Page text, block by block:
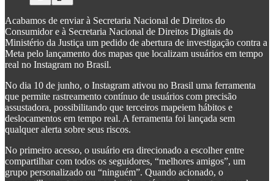
Acabamos de enviar à Secretaria Nacional de Direitos do
Consumidor e à Secretaria Nacional de Direitos Digitais do
Ministério da Justiça um pedido de abertura de investigação contra a
Meta pelo lançamento dos mapas que localizam usuários em tempo
real no Instagram no Brasil.
No dia 10 de junho, o Instagram ativou no Brasil uma ferramenta
que permite rastreamento contínuo de usuários com precisão
assustadora, possibilitando que terceiros mapeiem hábitos e
deslocamentos em tempo real. A ferramenta foi lançada sem
qualquer alerta sobre seus riscos.
No primeiro acesso, o usuário era direcionado a escolher entre
compartilhar com todos os seguidores, “melhores amigos”, um
grupo personalizado ou “ninguém”. Quando acionado, o